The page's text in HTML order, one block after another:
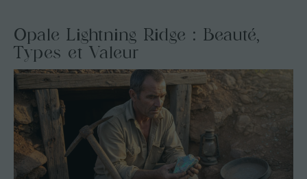
Opale Lightning Ridge : Beauté,
Types et Valeur